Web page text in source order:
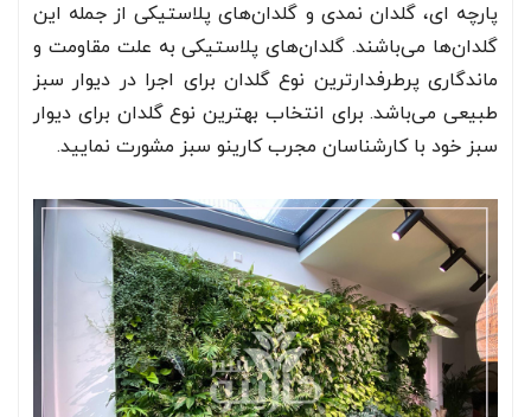
پارچه ای، گلدان نمدی و گلدان‌های پلاستیکی از جمله این
گلدان‌ها می‌باشند. گلدان‌های پلاستیکی به علت مقاومت و
ماندگاری پرطرفدارترین نوع گلدان برای اجرا در دیوار سبز
طبیعی می‌باشد. برای انتخاب بهترین نوع گلدان برای دیوار
سبز خود با کارشناسان مجرب کارینو سبز مشورت نمایید.